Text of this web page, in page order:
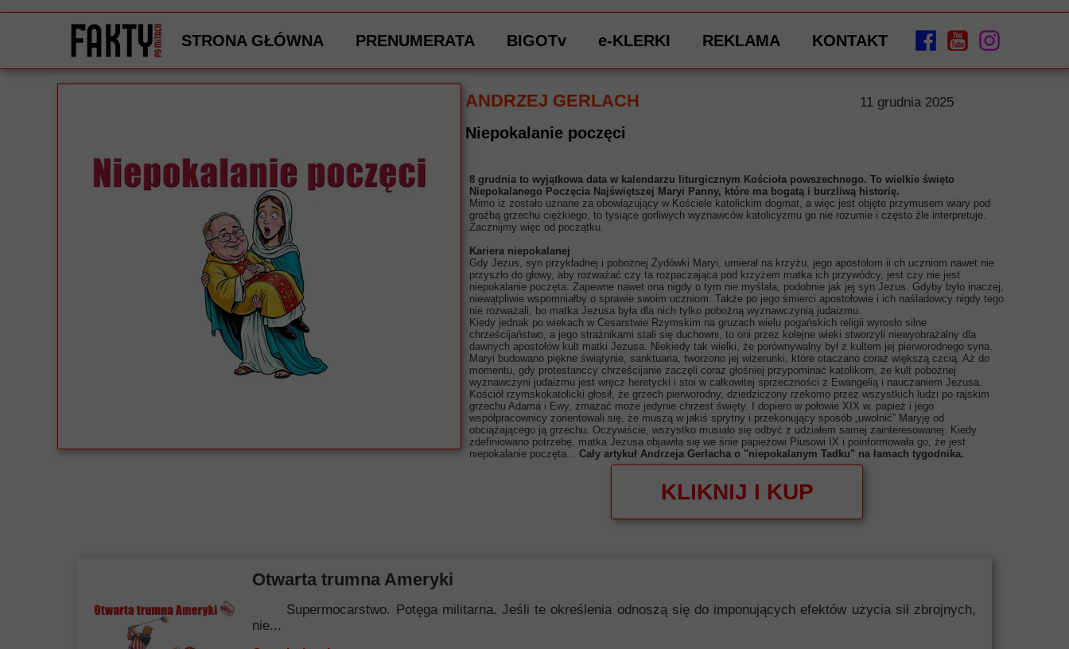
ANDRZEJ GERLACH
Otwarta trumna Ameryki
Supermocarstwo. Potęga militarna. Jeśli te określenia odnoszą się do imponujących efektów użycia sił zbrojnych,
nie...
KLIKNIJ I KUP
11 grudnia 2025
Niepokalanie poczęci
8 grudnia to wyjątkowa data w kalendarzu liturgicznym Kościoła powszechnego. To wielkie święto
Niepokalanego Poczęcia Najświętszej Maryi Panny, które ma bogatą i burzliwą historię.
Mimo iż zostało uznane za obowiązujący w Kościele katolickim dogmat, a więc jest objęte przymusem wiary pod
groźbą grzechu ciężkiego, to tysiące gorliwych wyznawców katolicyzmu go nie rozumie i często źle interpretuje.
Zacznijmy więc od początku.
Kariera niepokalanej
Gdy Jezus, syn przykładnej i pobożnej Żydówki Maryi, umierał na krzyżu, jego apostołom ii ch uczniom nawet nie
przyszło do głowy, aby rozważać czy ta rozpaczająca pod krzyżem matka ich przywódcy, jest czy nie jest
niepokalanie poczęta. Zapewne nawet ona nigdy o tym nie myślała, podobnie jak jej syn Jezus. Gdyby było inaczej,
niewątpliwie wspomniałby o sprawie swoim uczniom. Także po jego śmierci apostołowie i ich naśladowcy nigdy tego
nie rozważali, bo matka Jezusa była dla nich tylko pobożną wyznawczynią judaizmu.
Kiedy jednak po wiekach w Cesarstwie Rzymskim na gruzach wielu pogańskich religii wyrosło silne
chrześcijaństwo, a jego strażnikami stali się duchowni, to oni przez kolejne wieki stworzyli niewyobrażalny dla
dawnych apostołów kult matki Jezusa. Niekiedy tak wielki, że porównywalny był z kultem jej pierworodnego syna.
Maryi budowano piękne świątynie, sanktuaria, tworzono jej wizerunki, które otaczano coraz większą czcią. Aż do
momentu, gdy protestanccy chrześcijanie zaczęli coraz głośniej przypominać katolikom, że kult pobożnej
wyznawczyni judaizmu jest wręcz heretycki i stoi w całkowitej sprzeczności z Ewangelią i nauczaniem Jezusa.
Kościół rzymskokatolicki głosił, że grzech pierworodny, dziedziczony rzekomo przez wszystkich ludzi po rajskim
grzechu Adama i Ewy, zmazać może jedynie chrzest święty. I dopiero w połowie XIX w. papież i jego
współpracownicy zorientowali się, że muszą w jakiś sprytny i przekonujący sposób „uwolnić” Maryję od
obciążającego ją grzechu. Oczywiście, wszystko musiało się odbyć z udziałem samej zainteresowanej. Kiedy
zdefiniowano potrzebę, matka Jezusa objawiła się we śnie papieżowi Piusowi IX i poinformowała go, że jest
niepokalanie poczęta... Cały artykuł Andrzeja Gerlacha o "niepokalanym Tadku" na łamach tygodnika.
STRONA GŁÓWNA PRENUMERATA BIGOTv e-KLERKI REKLAMA KONTAKT